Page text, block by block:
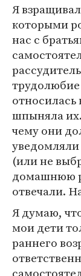
Я
которыми
нас с
трудолюбие
шпыняла
чему они
(или не
домашнюю
отвечали.
Я думаю,
мои дети
раннего